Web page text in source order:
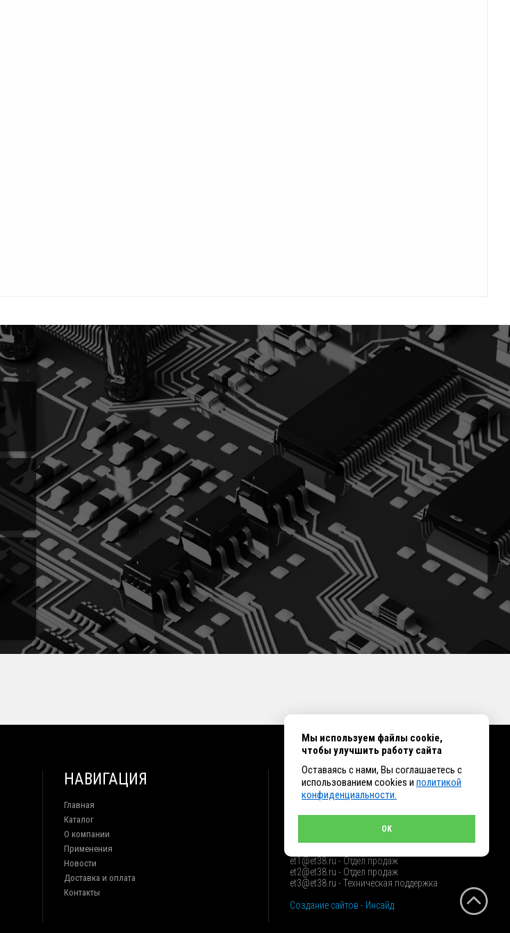
НАВИГАЦИЯ
Главная
Каталог
О компании
Применения
Новости
Доставка и оплата
Контакты
КОНТАКТЫ
+7 (914) 010-76-83, 8 (3952) 93-27-93 - Отдел
et1@et38.ru - Отдел продаж
et2@et38.ru - Отдел продаж
et3@et38.ru - Техническая поддержка
Создание сайтов - Инсайд
Мы используем файлы cookie,
чтобы улучшить работу сайта
Оставаясь с нами, Вы соглашаетесь с
использованием cookies и политикой
конфиденциальности.
OK